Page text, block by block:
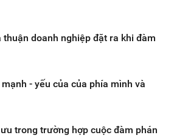
thuận doanh nghiệp đặt ra khi đàm
- yếu của của phía mình và
trong trường hợp cuộc đàm phán